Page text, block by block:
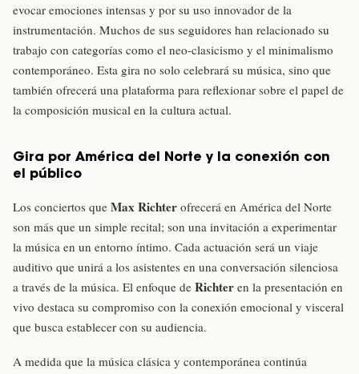
evocar emociones intensas y por su uso innovador de la
instrumentación. Muchos de sus seguidores han relacionado su
trabajo con categorías como el neo-clasicismo y el minimalismo
contemporáneo. Esta gira no solo celebrará su música, sino que
también ofrecerá una plataforma para reflexionar sobre el papel de
la composición musical en la cultura actual.
Gira por América del Norte y la conexión con
el público
Los conciertos que Max Richter ofrecerá en América del Norte
son más que un simple recital; son una invitación a experimentar
la música en un entorno íntimo. Cada actuación será un viaje
auditivo que unirá a los asistentes en una conversación silenciosa
a través de la música. El enfoque de Richter en la presentación en
vivo destaca su compromiso con la conexión emocional y visceral
que busca establecer con su audiencia.
A medida que la música clásica y contemporánea continúa